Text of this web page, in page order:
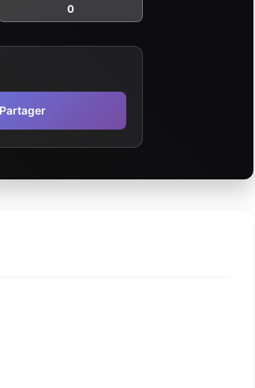
0
Partager